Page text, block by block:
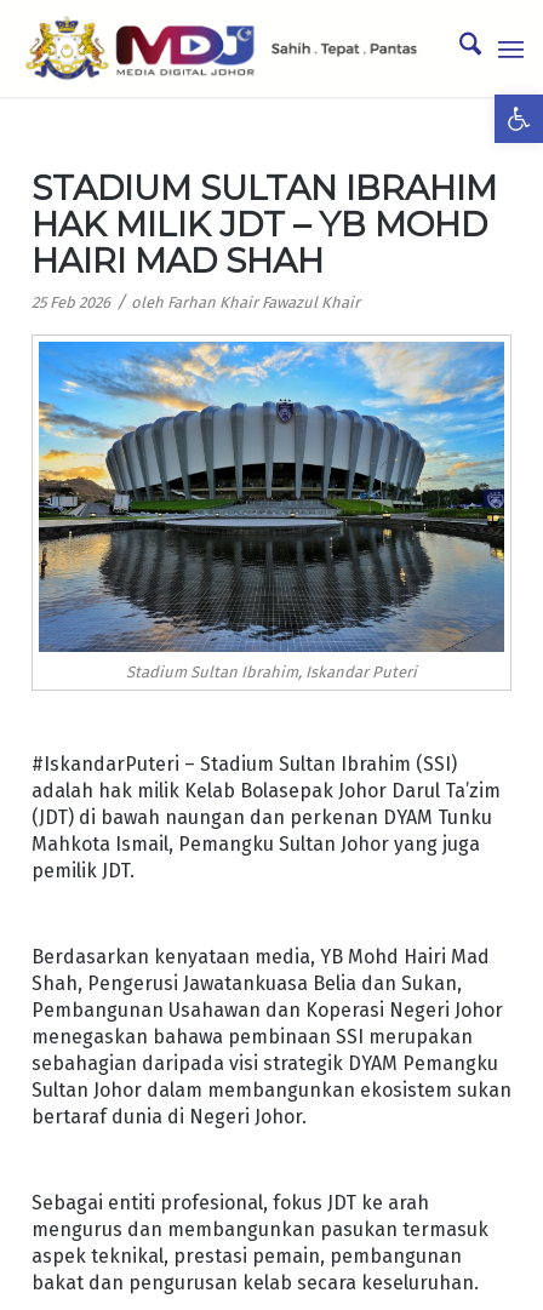
STADIUM SULTAN IBRAHIM
HAK MILIK JDT – YB MOHD
HAIRI MAD SHAH
25 Feb 2026 / oleh Farhan Khair Fawazul Khair
Stadium Sultan Ibrahim, Iskandar Puteri
#IskandarPuteri – Stadium Sultan Ibrahim (SSI)
adalah hak milik Kelab Bolasepak Johor Darul Ta’zim
(JDT) di bawah naungan dan perkenan DYAM Tunku
Mahkota Ismail, Pemangku Sultan Johor yang juga
pemilik JDT.
Berdasarkan kenyataan media, YB Mohd Hairi Mad
Shah, Pengerusi Jawatankuasa Belia dan Sukan,
Pembangunan Usahawan dan Koperasi Negeri Johor
menegaskan bahawa pembinaan SSI merupakan
sebahagian daripada visi strategik DYAM Pemangku
Sultan Johor dalam membangunkan ekosistem sukan
bertaraf dunia di Negeri Johor.
Sebagai entiti profesional, fokus JDT ke arah
mengurus dan membangunkan pasukan termasuk
aspek teknikal, prestasi pemain, pembangunan
bakat dan pengurusan kelab secara keseluruhan.